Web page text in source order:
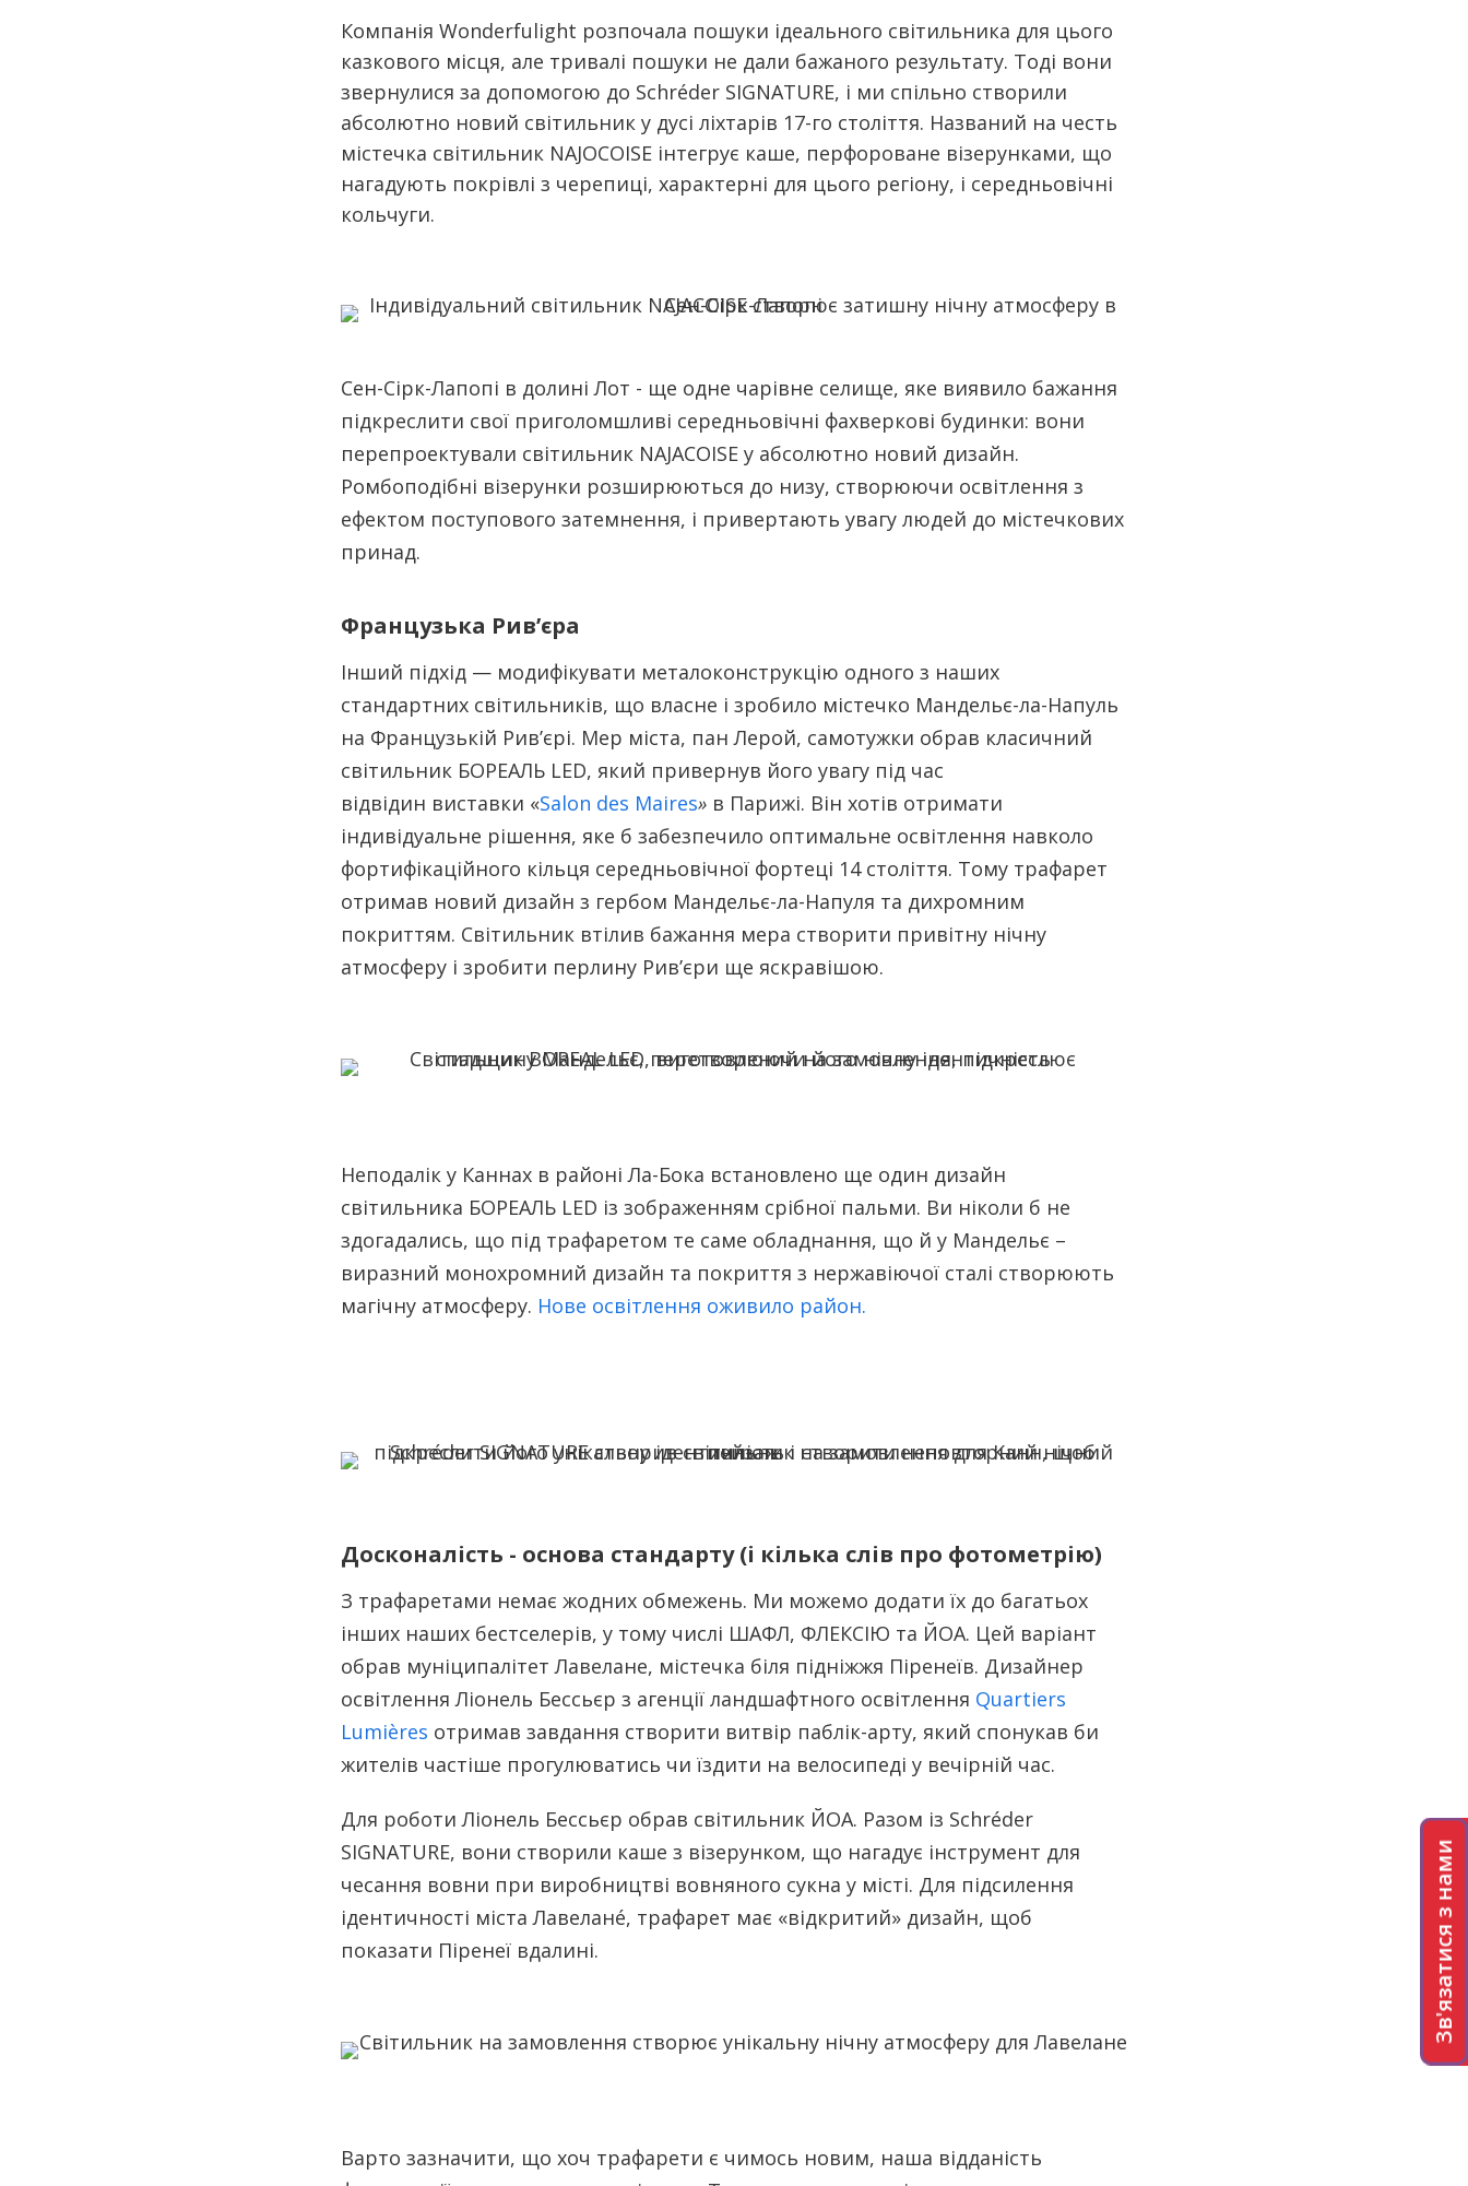
Зв'язатися з нами
Компанія Wonderfulight розпочала пошуки ідеального світильника для цього
казкового місця, але тривалі пошуки не дали бажаного результату. Тоді вони
звернулися за допомогою до Schréder SIGNATURE, і ми спільно створили
абсолютно новий світильник у дусі ліхтарів 17-го століття. Названий на честь
містечка світильник NAJOCOISE інтегрує каше, перфороване візерунками, що
нагадують покрівлі з черепиці, характерні для цього регіону, і середньовічні
кольчуги.
Сен-Сірк-Лапопі в долині Лот - ще одне чарівне селище, яке виявило бажання
підкреслити свої приголомшливі середньовічні фахверкові будинки: вони
перепроектували світильник NAJACOISE у абсолютно новий дизайн.
Ромбоподібні візерунки розширюються до низу, створюючи освітлення з
ефектом поступового затемнення, і привертають увагу людей до містечкових
принад.
Французька Рив’єра
Інший підхід — модифікувати металоконструкцію одного з наших
стандартних світильників, що власне і зробило містечко Мандельє-ла-Напуль
на Французькій Рив’єрі. Мер міста, пан Лерой, самотужки обрав класичний
світильник БОРЕАЛЬ LED, який привернув його увагу під час
відвідин виставки «Salon des Maires» в Парижі. Він хотів отримати
індивідуальне рішення, яке б забезпечило оптимальне освітлення навколо
фортифікаційного кільця середньовічної фортеці 14 століття. Тому трафарет
отримав новий дизайн з гербом Мандельє-ла-Напуля та дихромним
покриттям. Світильник втілив бажання мера створити привітну нічну
атмосферу і зробити перлину Рив’єри ще яскравішою.
Неподалік у Каннах в районі Ла-Бока встановлено ще один дизайн
світильника БОРЕАЛЬ LED із зображенням срібної пальми. Ви ніколи б не
здогадались, що під трафаретом те саме обладнання, що й у Мандельє –
виразний монохромний дизайн та покриття з нержавіючої сталі створюють
магічну атмосферу. Нове освітлення оживило район.
Досконалість - основа стандарту (і кілька слів про фотометрію)
З трафаретами немає жодних обмежень. Ми можемо додати їх до багатьох
інших наших бестселерів, у тому числі ШАФЛ, ФЛЕКСІЮ та ЙОА. Цей варіант
обрав муніципалітет Лавелане, містечка біля підніжжя Піренеїв. Дизайнер
освітлення Ліонель Бессьєр з агенції ландшафтного освітлення Quartiers
Lumières отримав завдання створити витвір паблік-арту, який спонукав би
жителів частіше прогулюватись чи їздити на велосипеді у вечірній час.
Для роботи Ліонель Бессьєр обрав світильник ЙОА. Разом із Schréder
SIGNATURE, вони створили каше з візерунком, що нагадує інструмент для
чесання вовни при виробництві вовняного сукна у місті. Для підсилення
ідентичності міста Лавеланé, трафарет має «відкритий» дизайн, щоб
показати Піренеї вдалині.
Варто зазначити, що хоч трафарети є чимось новим, наша відданість